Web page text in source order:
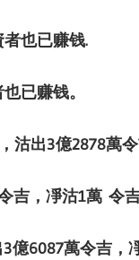
者也已赚钱.
也已赚钱。
沽出3億2878萬
吉，凈沽1萬 令吉
3億6087萬令吉，